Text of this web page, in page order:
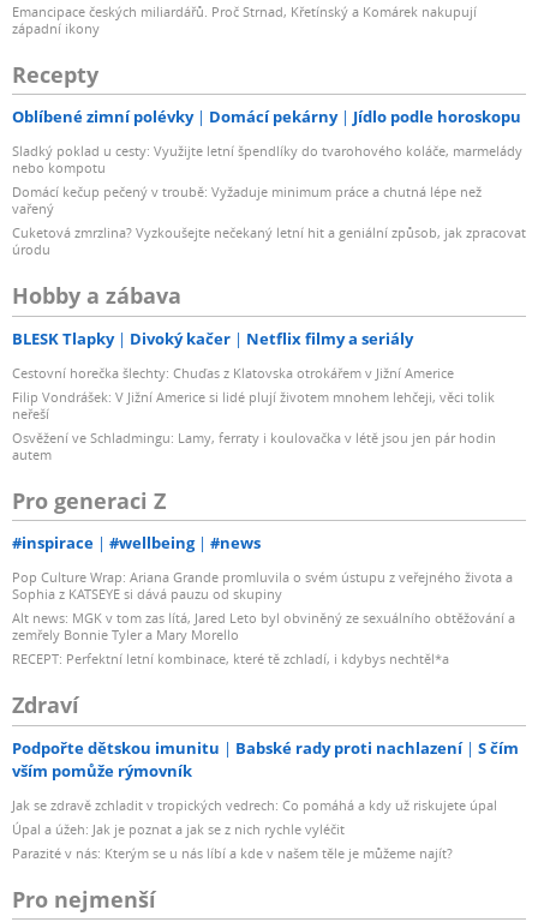
Emancipace českých miliardářů. Proč Strnad, Křetínský a Komárek nakupují
západní ikony
Recepty
Oblíbené zimní polévky Domácí pekárny Jídlo podle horoskopu
Sladký poklad u cesty: Využijte letní špendlíky do tvarohového koláče, marmelády
nebo kompotu
Domácí kečup pečený v troubě: Vyžaduje minimum práce a chutná lépe než
vařený
Cuketová zmrzlina? Vyzkoušejte nečekaný letní hit a geniální způsob, jak zpracovat
úrodu
Hobby a zábava
BLESK Tlapky Divoký kačer Netflix filmy a seriály
Cestovní horečka šlechty: Chuďas z Klatovska otrokářem v Jižní Americe
Filip Vondrášek: V Jižní Americe si lidé plují životem mnohem lehčeji, věci tolik
neřeší
Osvěžení ve Schladmingu: Lamy, ferraty i koulovačka v létě jsou jen pár hodin
autem
Pro generaci Z
#inspirace #wellbeing #news
Pop Culture Wrap: Ariana Grande promluvila o svém ústupu z veřejného života a
Sophia z KATSEYE si dává pauzu od skupiny
Alt news: MGK v tom zas lítá, Jared Leto byl obviněný ze sexuálního obtěžování a
zemřely Bonnie Tyler a Mary Morello
RECEPT: Perfektní letní kombinace, které tě zchladí, i kdybys nechtěl*a
Zdraví
Podpořte dětskou imunitu Babské rady proti nachlazení
S čím
vším pomůže rýmovník
Jak se zdravě zchladit v tropických vedrech: Co pomáhá a kdy už riskujete úpal
Úpal a úžeh: Jak je poznat a jak se z nich rychle vyléčit
Parazité v nás: Kterým se u nás líbí a kde v našem těle je můžeme najít?
Pro nejmenší